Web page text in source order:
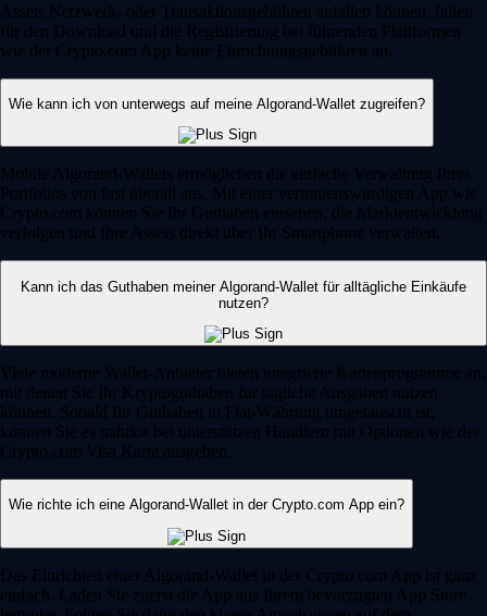
Assets Netzwerk- oder Transaktionsgebühren anfallen können, fallen
für den Download und die Registrierung bei führenden Plattformen
wie der Crypto.com App keine Einrichtungsgebühren an.
Wie kann ich von unterwegs auf meine Algorand-Wallet zugreifen?
Mobile Algorand-Wallets ermöglichen die einfache Verwaltung Ihres
Portfolios von fast überall aus. Mit einer vertrauenswürdigen App wie
Crypto.com können Sie Ihr Guthaben einsehen, die Marktentwicklung
verfolgen und Ihre Assets direkt über Ihr Smartphone verwalten.
Kann ich das Guthaben meiner Algorand-Wallet für alltägliche Einkäufe
nutzen?
Viele moderne Wallet-Anbieter bieten integrierte Kartenprogramme an,
mit denen Sie Ihr Kryptoguthaben für tägliche Ausgaben nutzen
können. Sobald Ihr Guthaben in Fiat-Währung umgetauscht ist,
können Sie es nahtlos bei unterstützen Händlern mit Optionen wie der
Crypto.com Visa Karte ausgeben.
Wie richte ich eine Algorand-Wallet in der Crypto.com App ein?
Das Einrichten einer Algorand-Wallet in der Crypto.com App ist ganz
einfach. Laden Sie zuerst die App aus Ihrem bevorzugten App Store